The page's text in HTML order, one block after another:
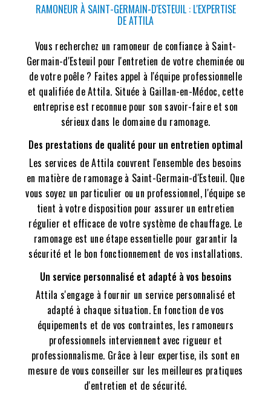
RAMONEUR À SAINT-GERMAIN-D'ESTEUIL : L'EXPERTISE
DE ATTILA
Vous recherchez un ramoneur de confiance à Saint-
Germain-d'Esteuil pour l'entretien de votre cheminée ou
de votre poêle ? Faites appel à l'équipe professionnelle
et qualifiée de Attila. Située à Gaillan-en-Médoc, cette
entreprise est reconnue pour son savoir-faire et son
sérieux dans le domaine du ramonage.
Des prestations de qualité pour un entretien optimal
Les services de Attila couvrent l'ensemble des besoins
en matière de ramonage à Saint-Germain-d'Esteuil. Que
vous soyez un particulier ou un professionnel, l'équipe se
tient à votre disposition pour assurer un entretien
régulier et efficace de votre système de chauffage. Le
ramonage est une étape essentielle pour garantir la
sécurité et le bon fonctionnement de vos installations.
Un service personnalisé et adapté à vos besoins
Attila s'engage à fournir un service personnalisé et
adapté à chaque situation. En fonction de vos
équipements et de vos contraintes, les ramoneurs
professionnels interviennent avec rigueur et
professionnalisme. Grâce à leur expertise, ils sont en
mesure de vous conseiller sur les meilleures pratiques
d'entretien et de sécurité.